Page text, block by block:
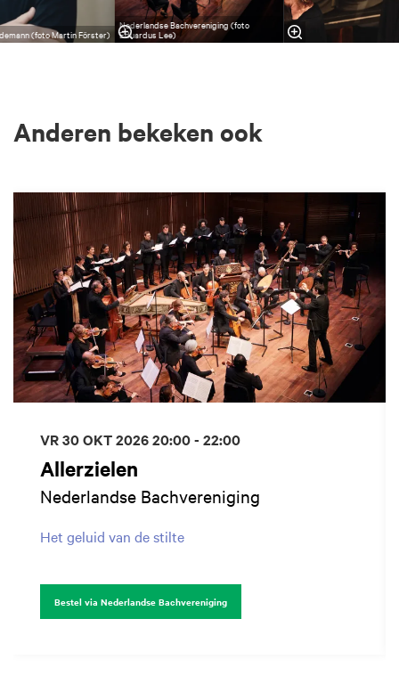
(foto Martin Förster)
Nederlandse Bachvereniging (foto
Eduardus Lee)
Anderen bekeken ook
Allerzielen
Nederlandse Bachvereniging
Het geluid van de stilte
VR 30 OKT 202620:00 - 22:00
Bestel via Nederlandse Bachvereniging